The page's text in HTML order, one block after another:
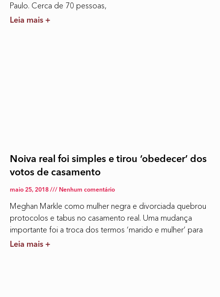
Paulo. Cerca de 70 pessoas,
Leia mais +
Noiva real foi simples e tirou ‘obedecer’ dos
votos de casamento
maio 25, 2018 Nenhum comentário
Meghan Markle como mulher negra e divorciada quebrou
protocolos e tabus no casamento real. Uma mudança
importante foi a troca dos termos ‘marido e mulher’ para
Leia mais +